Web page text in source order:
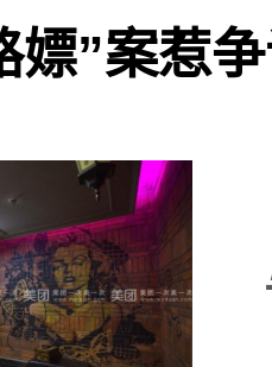
嫖”案惹